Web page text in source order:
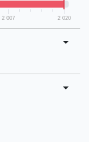
2 007 2 020